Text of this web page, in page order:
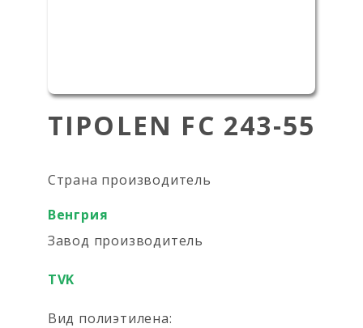
TIPOLEN FC 243-55
Страна производитель
Венгрия
Завод производитель
TVK
Вид полиэтилена: